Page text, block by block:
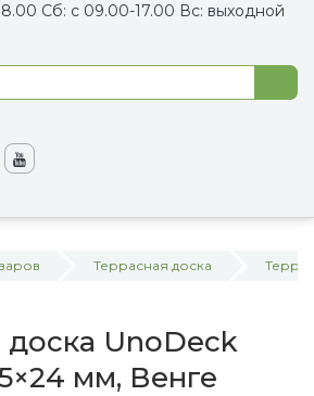
Сб: с 09.00-17.00 Вс: выходной
Террасная доска
доска UnoDeck
мм, Венге